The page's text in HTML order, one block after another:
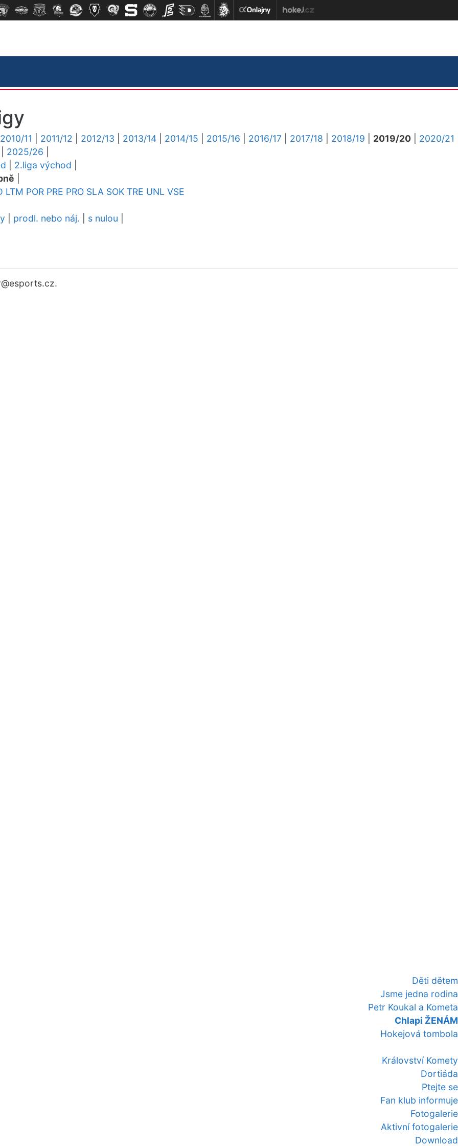
Děti dětem
Jsme jedna rodina
Petr Koukal a Kometa
Chlapi ŽENÁM
Hokejová tombola
Království Komety
Dortiáda
Ptejte se
Fan klub informuje
Fotogalerie
Aktivní fotogalerie
Download
2010/11 2011/12 2012/13 2013/14 2014/15 2015/16 2016/17 2017/18 2018/19 2019/20
2020/21
2025/26
2.liga východ
LTM POR PRE PRO SLA SOK TRE UNL VSE
prodl. nebo náj. s nulou
@esports.cz.